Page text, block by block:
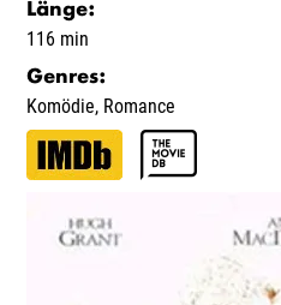
Länge:
116 min
Genres:
Komödie, Romance